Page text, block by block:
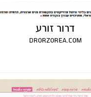
דרור זורע
drorzorea.com